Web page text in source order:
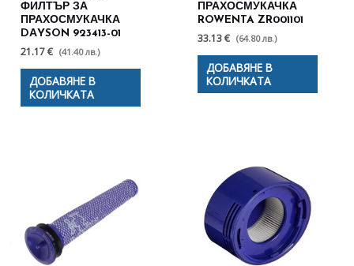
ФИЛТЪР ЗА
ПРАХОСМУКАЧКА
DАYSON 923413-01
21.17 € (41.40 лв.)
ДОБАВЯНЕ В
КОЛИЧКАТА
ПРАХОСМУКАЧКА
ROWENTA ZR001101
33.13 € (64.80 лв.)
ДОБАВЯНЕ В
КОЛИЧКАТА